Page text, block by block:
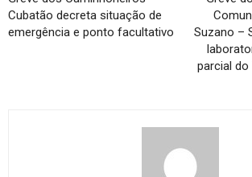
Cubatão decreta situação de
emergência e ponto facultativo
Suzano –
parcial